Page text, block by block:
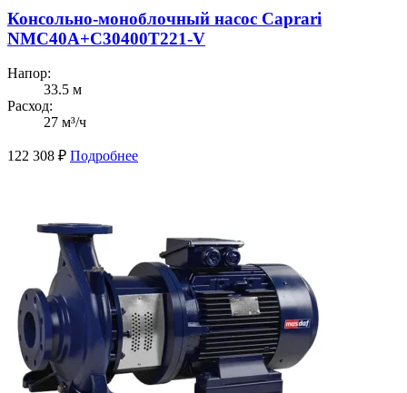
Консольно-моноблочный насос Caprari
NMC40A+C30400T221-V
Напор:
33.5 м
Расход:
27 м³/ч
122 308 ₽ Подробнее